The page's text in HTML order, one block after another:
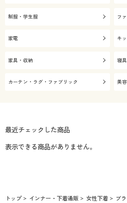
制服・学生服 フ
家電 キ
家具・収納 寝
カーテン・ラグ・ファブリック 美
最近チェックした商品
表示できる商品がありません。
トップ インナー・下着通販 女性下着 ブ